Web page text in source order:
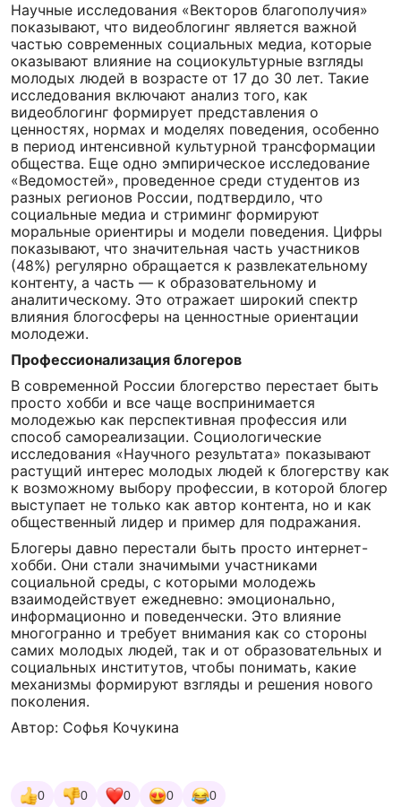
Научные исследования «Векторов благополучия»
показывают, что видеоблогинг является важной
частью современных социальных медиа, которые
оказывают влияние на социокультурные взгляды
молодых людей в возрасте от 17 до 30 лет. Такие
исследования включают анализ того, как
видеоблогинг формирует представления о
ценностях, нормах и моделях поведения, особенно
в период интенсивной культурной трансформации
общества. Еще одно эмпирическое исследование
«Ведомостей», проведенное среди студентов из
разных регионов России, подтвердило, что
социальные медиа и стриминг формируют
моральные ориентиры и модели поведения. Цифры
показывают, что значительная часть участников
(48%) регулярно обращается к развлекательному
контенту, а часть — к образовательному и
аналитическому. Это отражает широкий спектр
влияния блогосферы на ценностные ориентации
молодежи.
Профессионализация блогеров
В современной России блогерство перестает быть
просто хобби и все чаще воспринимается
молодежью как перспективная профессия или
способ самореализации. Социологические
исследования «Научного результата» показывают
растущий интерес молодых людей к блогерству как
к возможному выбору профессии, в которой блогер
выступает не только как автор контента, но и как
общественный лидер и пример для подражания.
Блогеры давно перестали быть просто интернет-
хобби. Они стали значимыми участниками
социальной среды, с которыми молодежь
взаимодействует ежедневно: эмоционально,
информационно и поведенчески. Это влияние
многогранно и требует внимания как со стороны
самих молодых людей, так и от образовательных и
социальных институтов, чтобы понимать, какие
механизмы формируют взгляды и решения нового
поколения.
Автор: Софья Кочукина
0 0 0 0 0